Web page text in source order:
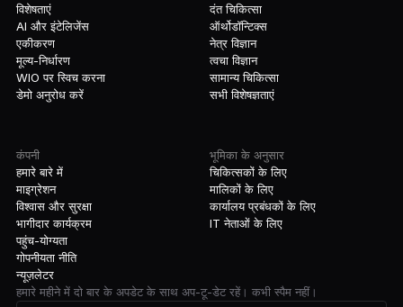
विशेषताएं
AI और इंटेलिजेंस
एकीकरण
मूल्य-निर्धारण
WIO पर स्विच करना
डेमो अनुरोध करें
दंत चिकित्सा
ऑर्थोडॉन्टिक्स
नेत्र विज्ञान
त्वचा विज्ञान
सामान्य चिकित्सा
सभी विशेषज्ञताएं
कंपनी
हमारे बारे में
माइग्रेशन
विश्वास और सुरक्षा
भागीदार कार्यक्रम
पहुंच-योग्यता
गोपनीयता नीति
भूमिका के अनुसार
चिकित्सकों के लिए
मालिकों के लिए
कार्यालय प्रबंधकों के लिए
IT नेताओं के लिए
न्यूज़लेटर
हमारे महीने में दो बार के अपडेट के साथ अप-टू-डेट रहें। कभी स्पैम नहीं।